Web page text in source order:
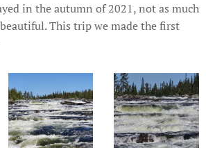
in the autumn of 2021, not as much
This trip we made the first